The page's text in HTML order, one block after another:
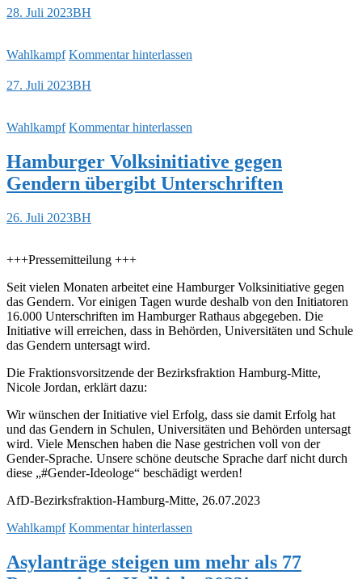
28. Juli 2023BH
Wahlkampf Kommentar hinterlassen
27. Juli 2023BH
Wahlkampf Kommentar hinterlassen
Hamburger Volksinitiative gegen
Gendern übergibt Unterschriften
26. Juli 2023BH
+++Pressemitteilung +++
Seit vielen Monaten arbeitet eine Hamburger Volksinitiative gegen
das Gendern. Vor einigen Tagen wurde deshalb von den Initiatoren
16.000 Unterschriften im Hamburger Rathaus abgegeben. Die
Initiative will erreichen, dass in Behörden, Universitäten und Schule
das Gendern untersagt wird.
Die Fraktionsvorsitzende der Bezirksfraktion Hamburg-Mitte,
Nicole Jordan, erklärt dazu:
Wir wünschen der Initiative viel Erfolg, dass sie damit Erfolg hat
und das Gendern in Schulen, Universitäten und Behörden untersagt
wird. Viele Menschen haben die Nase gestrichen voll von der
Gender-Sprache. Unsere schöne deutsche Sprache darf nicht durch
diese „#Gender-Ideologe“ beschädigt werden!
AfD-Bezirksfraktion-Hamburg-Mitte, 26.07.2023
Wahlkampf Kommentar hinterlassen
Asylanträge steigen um mehr als 77